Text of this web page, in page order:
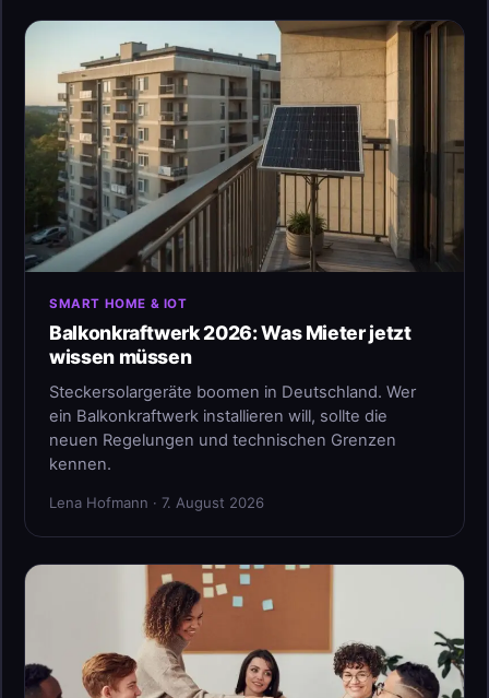
SMART HOME & IOT
Balkonkraftwerk 2026: Was Mieter jetzt
wissen müssen
Steckersolargeräte boomen in Deutschland. Wer
ein Balkonkraftwerk installieren will, sollte die
neuen Regelungen und technischen Grenzen
kennen.
Lena Hofmann · 7. August 2026